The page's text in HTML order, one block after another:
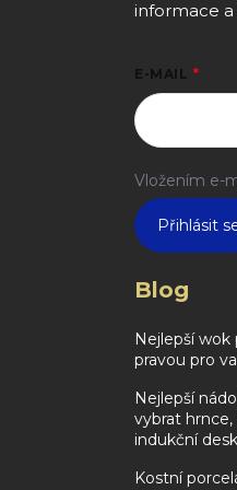
informace
E-MAIL
Vložením e-
Přihlásit
Blog
Nejlepší wok
pravou pro
Nejlepší
vybrat
indukční
Kostní